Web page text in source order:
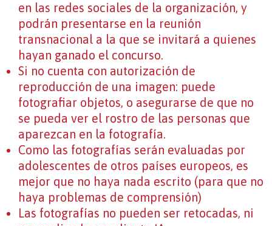
en las redes sociales de la organización, y
podrán presentarse en la reunión
transnacional a la que se invitará a quienes
hayan ganado el concurso.
Si no cuenta con autorización de
reproducción de una imagen: puede
fotografiar objetos, o asegurarse de que no
se pueda ver el rostro de las personas que
aparezcan en la fotografía.
Como las fotografías serán evaluadas por
adolescentes de otros países europeos, es
mejor que no haya nada escrito (para que no
haya problemas de comprensión)
Las fotografías no pueden ser retocadas, ni